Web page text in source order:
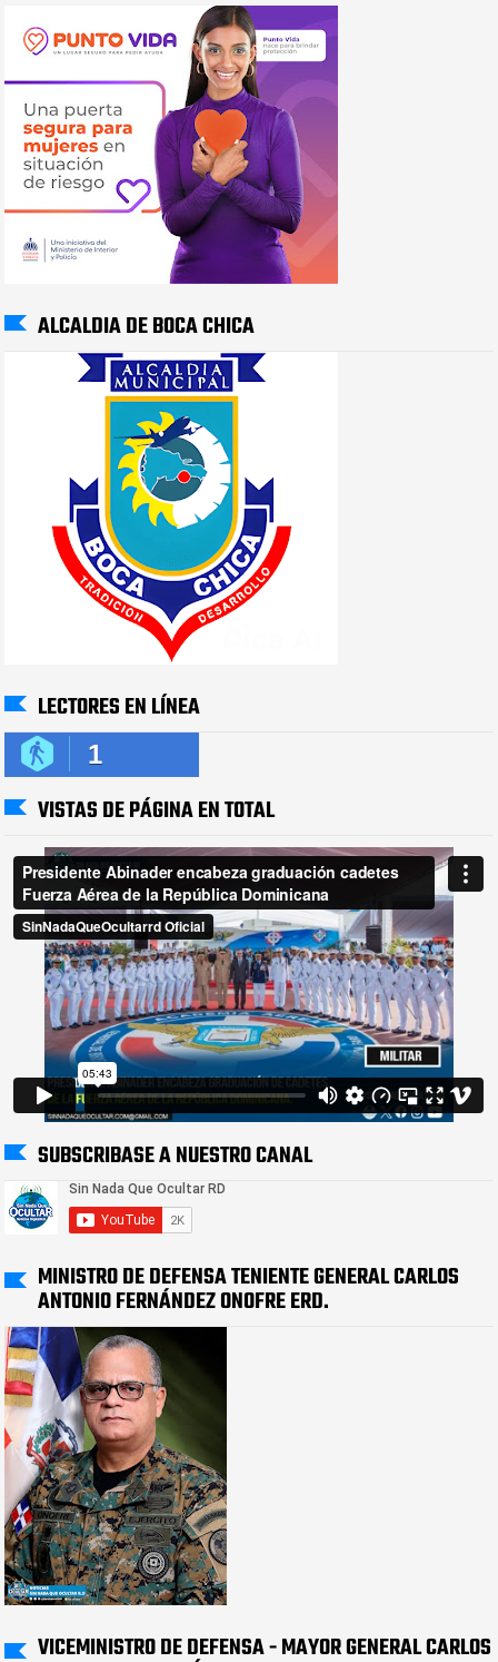
ALCALDIA DE BOCA CHICA
LECTORES EN LÍNEA
1
VISTAS DE PÁGINA EN TOTAL
SUBSCRIBASE A NUESTRO CANAL
MINISTRO DE DEFENSA TENIENTE GENERAL CARLOS
ANTONIO FERNÁNDEZ ONOFRE ERD.
VICEMINISTRO DE DEFENSA - MAYOR GENERAL CARLOS